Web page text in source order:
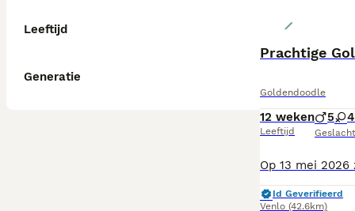
Leeftijd
Generatie
Prachtige
Goldendoodle
12 weken
Leeftijd
5 4
Geslacht
Id Geverifieerd
Venlo (42.6km)